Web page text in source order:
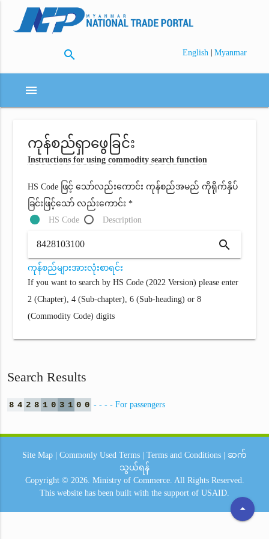
search English | Myanmar
menu
ကုန်စည်ရှာဖွေခြင်း
Instructions for using commodity search function
HS Code ဖြင့် သော်လည်းကောင်း ကုန်စည်အမည် ကိုရိုက်နှိပ်
ခြင်းဖြင့်သော် လည်းကောင်း *
HS Code
Description
search
ကုန်စည်များအားလုံးစာရင်း
If you want to search by HS Code (2022 Version) please enter
2 (Chapter), 4 (Sub-chapter), 6 (Sub-heading) or 8
(Commodity Code) digits
Search Results
8 4 2 8 1 0 3 1 0 0 - - - - For passengers
arrow_drop_up
Site Map Commonly Used Terms Terms and Conditions
ဆက်
သွယ်ရန်
Copyright © 2026. Ministry of Commerce. All Rights Reserved.
This website has been built with the support of USAID.